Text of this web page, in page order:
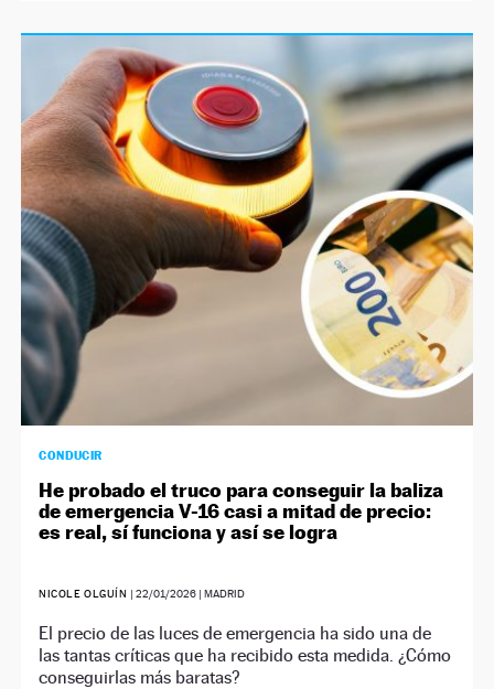
CONDUCIR
He probado el truco para conseguir la baliza
de emergencia V-16 casi a mitad de precio:
es real, sí funciona y así se logra
NICOLE OLGUÍN | 22/01/2026| MADRID
El precio de las luces de emergencia ha sido una de
las tantas críticas que ha recibido esta medida. ¿Cómo
conseguirlas más baratas?